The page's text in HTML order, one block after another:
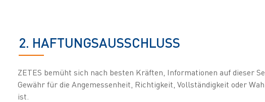
2. HAFTUNGSAUSSCHLUSS
ZETES bemüht sich nach besten Kräften, Informationen auf dieser
Gewähr für die Angemessenheit, Richtigkeit, Vollständigkeit oder
ist.